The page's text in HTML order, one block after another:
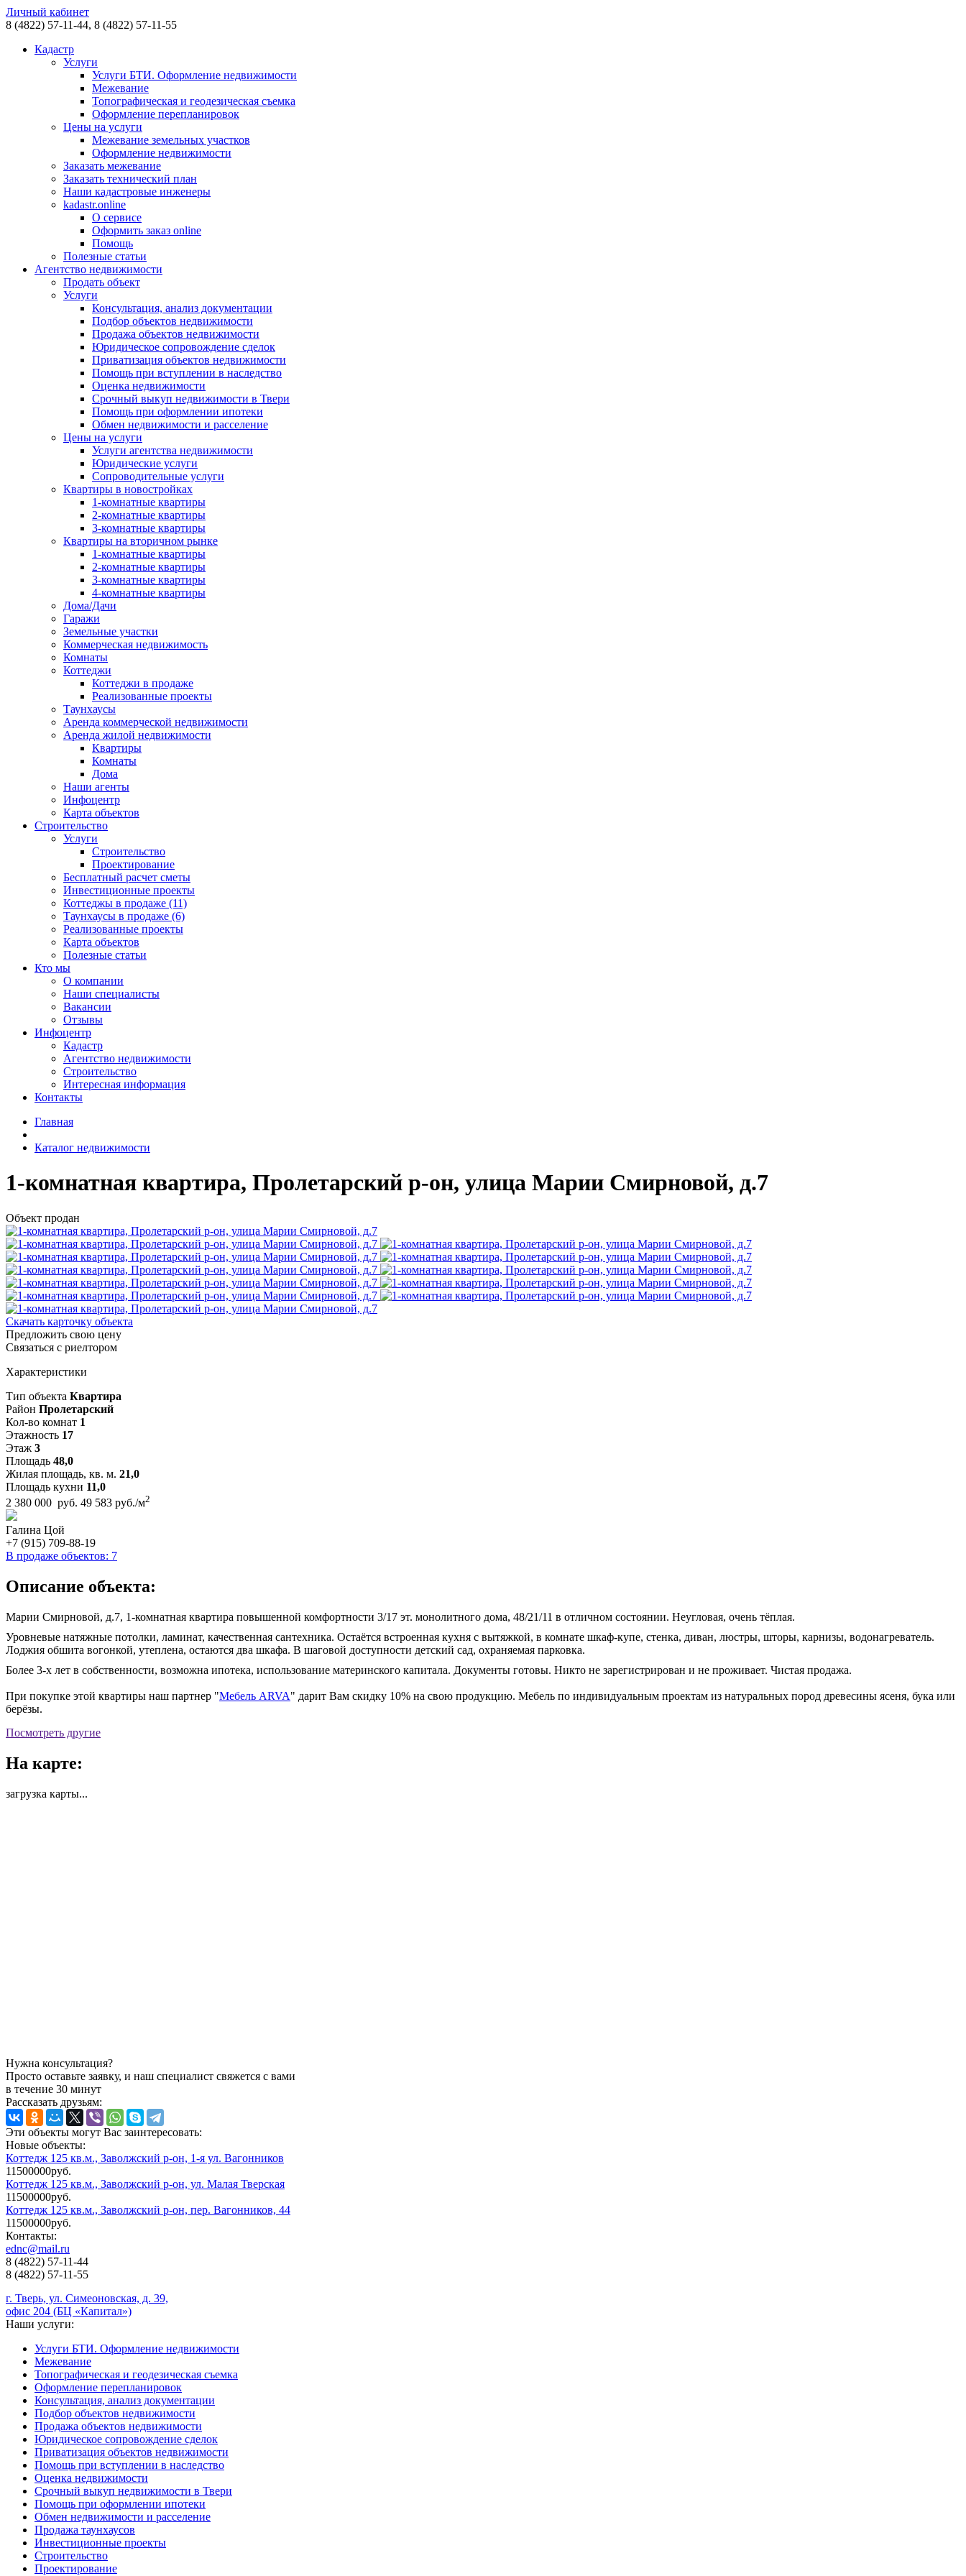
Личный кабинет
8 (4822) 57-11-44, 8 (4822) 57-11-55
Кадастр
Услуги
Услуги БТИ. Оформление недвижимости
Межевание
Топографическая и геодезическая съемка
Оформление перепланировок
Цены на услуги
Межевание земельных участков
Оформление недвижимости
Заказать межевание
Заказать технический план
Наши кадастровые инженеры
kadastr.online
О сервисе
Оформить заказ online
Помощь
Полезные статьи
Агентство недвижимости
Продать объект
Услуги
Консультация, анализ документации
Подбор объектов недвижимости
Продажа объектов недвижимости
Юридическое сопровождение сделок
Приватизация объектов недвижимости
Помощь при вступлении в наследство
Оценка недвижимости
Срочный выкуп недвижимости в Твери
Помощь при оформлении ипотеки
Обмен недвижимости и расселение
Цены на услуги
Услуги агентства недвижимости
Юридические услуги
Сопроводительные услуги
Квартиры в новостройках
1-комнатные квартиры
2-комнатные квартиры
3-комнатные квартиры
Квартиры на вторичном рынке
1-комнатные квартиры
2-комнатные квартиры
3-комнатные квартиры
4-комнатные квартиры
Дома/Дачи
Гаражи
Земельные участки
Коммерческая недвижимость
Комнаты
Коттеджи
Коттеджи в продаже
Реализованные проекты
Таунхаусы
Аренда коммерческой недвижимости
Аренда жилой недвижимости
Квартиры
Комнаты
Дома
Наши агенты
Инфоцентр
Карта объектов
Строительство
Услуги
Строительство
Проектирование
Бесплатный расчет сметы
Инвестиционные проекты
Коттеджы в продаже (11)
Таунхаусы в продаже (6)
Реализованные проекты
Карта объектов
Полезные статьи
Кто мы
О компании
Наши специалисты
Вакансии
Отзывы
Инфоцентр
Кадастр
Агентство недвижимости
Строительство
Интересная информация
Контакты
Главная
Каталог недвижимости
1-комнатная квартира, Пролетарский р-он, улица Марии Смирновой, д.7
Объект продан
Скачать карточку объекта
Предложить свою цену
Связаться с риелтором
Характеристики
Тип объекта Квартира
Район Пролетарский
Кол-во комнат 1
Этажность 17
Этаж 3
Площадь 48,0
Жилая площадь, кв. м. 21,0
Площадь кухни 11,0
2 380 000 руб. 49 583 руб./м2
Галина Цой
+7 (915) 709-88-19
В продаже объектов: 7
Описание объекта:
Марии Смирновой, д.7, 1-комнатная квартира повышенной комфортности 3/17 эт. монолитного дома, 48/21/11 в отличном состоянии. Неугловая, очень тёплая.
Уровневые натяжные потолки, ламинат, качественная сантехника. Остаётся встроенная кухня с вытяжкой, в комнате шкаф-купе, стенка, диван, люстры, шторы, карнизы, водонагреватель.
Лоджия обшита вогонкой, утеплена, остаются два шкафа. В шаговой доступности детский сад, охраняемая парковка.
Более 3-х лет в собственности, возможна ипотека, использование материнского капитала. Документы готовы. Никто не зарегистрирован и не проживает. Чистая продажа.
При покупке этой квартиры наш партнер "Мебель ARVA" дарит Вам скидку 10% на свою продукцию. Мебель по индивидуальным проектам из натуральных пород древесины ясеня, бука или
берёзы.
Посмотреть другие
На карте:
загрузка карты...
Нужна консультация?
Просто оставьте заявку, и наш специалист свяжется с вами
в течение 30 минут
Рассказать друзьям:
Эти объекты могут Вас заинтересовать:
Новые объекты:
Коттедж 125 кв.м., Заволжский р-он, 1-я ул. Вагонников
11500000руб.
Коттедж 125 кв.м., Заволжский р-он, ул. Малая Тверская
11500000руб.
Коттедж 125 кв.м., Заволжский р-он, пер. Вагонников, 44
11500000руб.
Контакты:
ednc@mail.ru
8 (4822) 57-11-44
8 (4822) 57-11-55
г. Тверь, ул. Симеоновская, д. 39,
офис 204 (БЦ «Капитал»)
Наши услуги:
Услуги БТИ. Оформление недвижимости
Межевание
Топографическая и геодезическая съемка
Оформление перепланировок
Консультация, анализ документации
Подбор объектов недвижимости
Продажа объектов недвижимости
Юридическое сопровождение сделок
Приватизация объектов недвижимости
Помощь при вступлении в наследство
Оценка недвижимости
Срочный выкуп недвижимости в Твери
Помощь при оформлении ипотеки
Обмен недвижимости и расселение
Продажа таунхаусов
Инвестиционные проекты
Строительство
Проектирование